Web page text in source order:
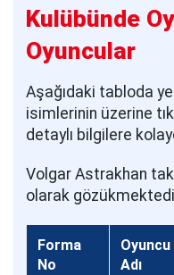
Kulübünde
Oyuncular
Aşağıdaki tabloda
isimlerinin üzerine
detaylı bilgilere
Volgar Astrakhan
olarak
Forma
No
Oyuncu
Adı